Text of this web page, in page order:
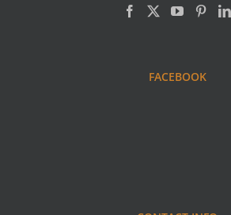
FACEBOOK